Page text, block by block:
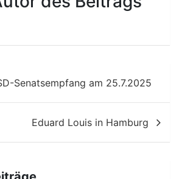
Senatsempfang am 25.7.2025
Eduard Louis in Hamburg